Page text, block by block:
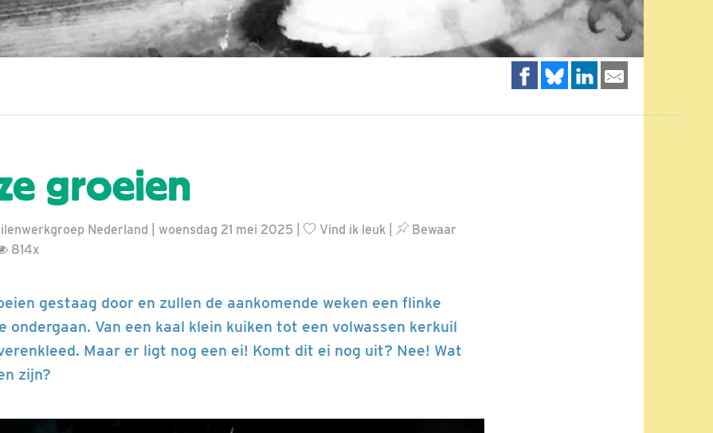
groeien
Nederland | woensdag 21 mei 2025 | Vind ik leuk
Bewaar
814x
gestaag door en zullen de aankomende weken een flinke
ondergaan. Van een kaal klein kuiken tot een volwassen kerkuil
Maar er ligt nog een ei! Komt dit ei nog uit? Nee! Wat
zijn?